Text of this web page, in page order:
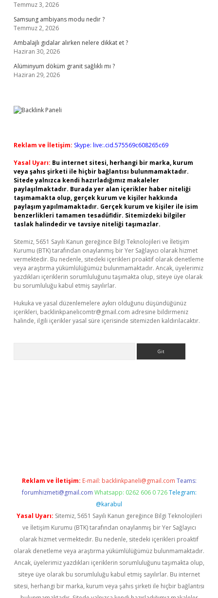
Temmuz 3, 2026
Samsung ambiyans modu nedir ?
Temmuz 2, 2026
Ambalajlı gıdalar alırken nelere dikkat et ?
Haziran 30, 2026
Alüminyum döküm granit sağlıklı mı ?
Haziran 29, 2026
Reklam ve İletişim: Skype: live:.cid.575569c608265c69
Yasal Uyarı: Bu internet sitesi, herhangi bir marka, kurum
veya şahıs şirketi ile hiçbir bağlantısı bulunmamaktadır.
Sitede yalnızca kendi hazırladığımız makaleler
paylaşılmaktadır. Burada yer alan içerikler haber niteliği
taşımamakta olup, gerçek kurum ve kişiler hakkında
paylaşım yapılmamaktadır. Gerçek kurum ve kişiler ile isim
benzerlikleri tamamen tesadüfidir. Sitemizdeki bilgiler
taslak halindedir ve tavsiye niteliği taşımazlar.
Sitemiz, 5651 Sayılı Kanun gereğince Bilgi Teknolojileri ve İletişim
Kurumu (BTK) tarafından onaylanmış bir Yer Sağlayıcı olarak hizmet
vermektedir. Bu nedenle, sitedeki içerikleri proaktif olarak denetleme
veya araştırma yükümlülüğümüz bulunmamaktadır. Ancak, üyelerimiz
yazdıkları içeriklerin sorumluluğunu taşımakta olup, siteye üye olarak
bu sorumluluğu kabul etmiş sayılırlar.
Hukuka ve yasal düzenlemelere aykırı olduğunu düşündüğünüz
içerikleri, backlinkpanelicomtr@gmail.com adresine bildirmeniz
halinde, ilgili içerikler yasal süre içerisinde sitemizden kaldırılacaktır.
Reklam ve İletişim: E-mail: backlinkpaneli@gmail.com Teams:
forumhizmeti@gmail.com Whatsapp: 0262 606 0 726 Telegram:
@karabul
Yasal Uyarı: Sitemiz, 5651 Sayılı Kanun gereğince Bilgi Teknolojileri
ve İletişim Kurumu (BTK) tarafından onaylanmış bir Yer Sağlayıcı
olarak hizmet vermektedir. Bu nedenle, sitedeki içerikleri proaktif
olarak denetleme veya araştırma yükümlülüğümüz bulunmamaktadır.
Ancak, üyelerimiz yazdıkları içeriklerin sorumluluğunu taşımakta olup,
siteye üye olarak bu sorumluluğu kabul etmiş sayılırlar. Bu internet
sitesi, herhangi bir marka, kurum veya şahıs şirketi ile hiçbir bağlantısı